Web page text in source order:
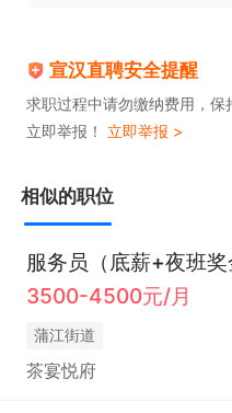
宣汉直聘安全提醒
求职过程中请勿缴纳费用，
立即举报！ 立即举报 >
相似的职位
服务员（底薪+夜班奖
3500-4500元/月
蒲江街道
茶宴悦府